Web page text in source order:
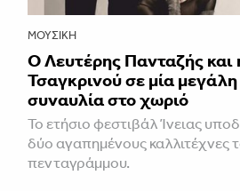
ΜΟΥΣΙΚΉ
Ο Λευτέρης Πανταζής και
Τσαγκρινού σε μία
συναυλία στο χωριό
Το ετήσιο φεστιβάλ Ίνειας
δύο αγαπημένους καλλιτέχνες
πενταγράμμου.